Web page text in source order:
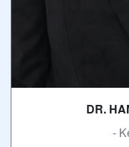
DR.
-